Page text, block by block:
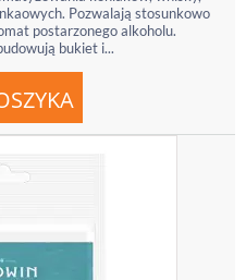
Pozwalają stosunkowo
postarzonego alkoholu.
bukiet i...